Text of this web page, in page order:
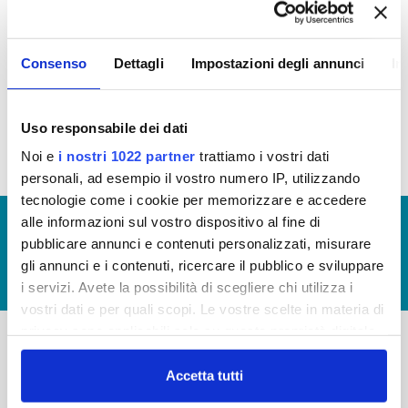
Consenso Dettagli Impostazioni degli annunci
Uso responsabile dei dati
Noi e i nostri 1022 partner trattiamo i vostri dati
personali, ad esempio il vostro numero IP, utilizzando
tecnologie come i cookie per memorizzare e accedere
alle informazioni sul vostro dispositivo al fine di
pubblicare annunci e contenuti personalizzati, misurare
gli annunci e i contenuti, ricercare il pubblico e sviluppare
i servizi. Avete la possibilità di scegliere chi utilizza i
vostri dati e per quali scopi. Le vostre scelte in materia di
in cui avete effettuato le vostre scelte. È possibile
modificare o revocare il proprio consenso in qualsiasi
momento dalla Dichiarazione sui cookie o facendo clic
Accetta tutti
In questa sezione puoi trovare il programma degli
interventi di Publiacqua 2016 - 2021 (visualizza
© Copyright 2017 - 2026
GLOSSARIO
GIUDICA IL SERVIZIO
LAVORA CON NOI
Publiacqua S.p.A
-
FAQ